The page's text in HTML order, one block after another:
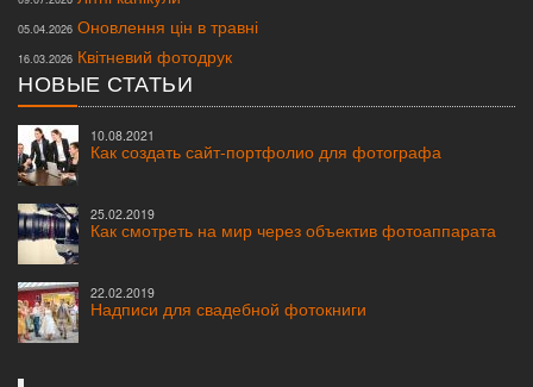
05.04.2026 Оновлення цін в травні
16.03.2026 Квітневий фотодрук
НОВЫЕ СТАТЬИ
10.08.2021
Как создать сайт-портфолио для фотографа
25.02.2019
Как смотреть на мир через объектив фотоаппарата
22.02.2019
Надписи для свадебной фотокниги